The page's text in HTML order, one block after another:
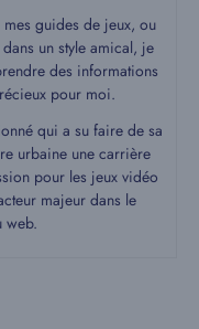
guides de jeux, ou
un style amical, je
des informations
pour moi.
qui a su faire de sa
urbaine une carrière
pour les jeux vidéo
majeur dans le
web.